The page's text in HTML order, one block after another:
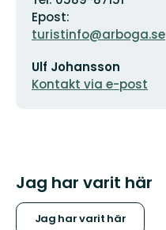
Epost:
turistinfo@arboga.se
postadress
Ulf Johansson
Kontakt via e-post
Jag har varit här
Jag har varit här